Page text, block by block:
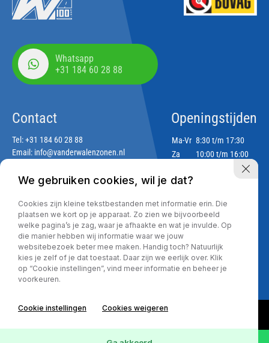
Whatsapp
+31 184 60 28 88
Contact
Tel:+31 184 60 28 88
Email: info@vanderwalenzonen.nl
Adres
Lekdijk 188
2967 GJ Langerak
Openingstijden
Ma-Vr 8:30 t/m 17:30
Za
10:00 t/m 16:00
Privacy policy
We gebruiken cookies, wil je dat?
Cookies zijn kleine tekstbestanden met informatie erin. Die
plaatsen we kort op je apparaat. Zo zien we bijvoorbeeld
welke pagina’s je zag, waar je afhaakte en wat je invulde. Op
die manier hebben wij informatie waar we jouw
websitebezoek beter mee maken. Handig toch? Natuurlijk
kies je zelf of je dat toestaat. Daar zijn we eerlijk over. Klik
op “Cookie instellingen”, vind meer informatie en beheer je
voorkeuren.
Cookie instellingen Cookies weigeren